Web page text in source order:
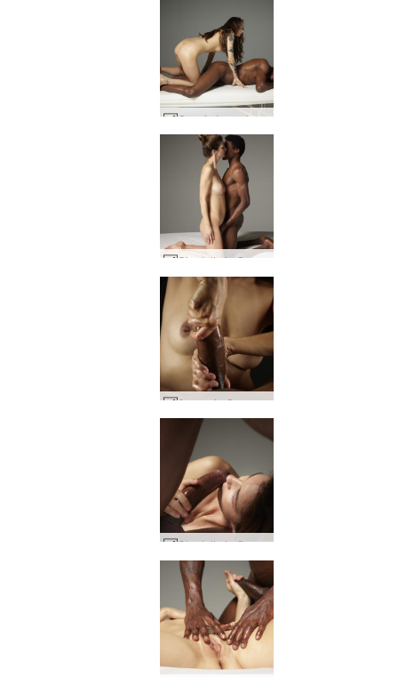
Goro ja Inga alastonhieroja #26
Charlotta ja Goro ensimmäinen kosketus #5
Amaya ja Goro peniksen laajennushoito #33
Charlotta ja Goro iso kalu energiaa #37